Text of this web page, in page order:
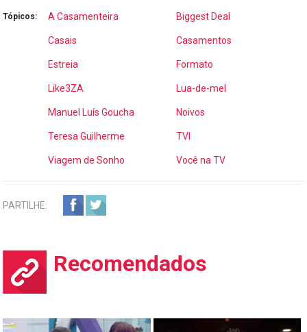
Tópicos: A Casamenteira Biggest Deal
Casais Casamentos
Estreia Formato
Like3ZA Lua-de-mel
Manuel Luís Goucha Noivos
Teresa Guilherme TVI
Viagem de Sonho Você na TV
PARTILHE:
Recomendados